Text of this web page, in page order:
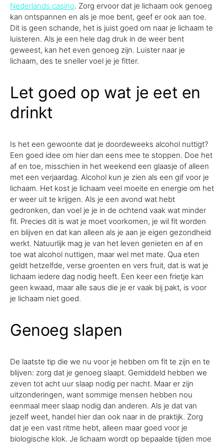
Nederlands casino. Zorg ervoor dat je lichaam ook genoeg
kan ontspannen en als je moe bent, geef er ook aan toe.
Dit is geen schande, het is juist goed om naar je lichaam te
luisteren. Als je een hele dag druk in de weer bent
geweest, kan het even genoeg zijn. Luister naar je
lichaam, des te sneller voel je je fitter.
Let goed op wat je eet en
drinkt
Is het een gewoonte dat je doordeweeks alcohol nuttigt?
Een goed idee om hier dan eens mee te stoppen. Doe het
af en toe, misschien in het weekend een glaasje of alleen
met een verjaardag. Alcohol kun je zien als een gif voor je
lichaam. Het kost je lichaam veel moeite en energie om het
er weer uit te krijgen. Als je een avond wat hebt
gedronken, dan voel je je in de ochtend vaak wat minder
fit. Precies dit is wat je moet voorkomen, je wil fit worden
en blijven en dat kan alleen als je aan je eigen gezondheid
werkt. Natuurlijk mag je van het leven genieten en af en
toe wat alcohol nuttigen, maar wel met mate. Qua eten
geldt hetzelfde, verse groenten en vers fruit, dat is wat je
lichaam iedere dag nodig heeft. Een keer een frietje kan
geen kwaad, maar alle saus die je er vaak bij pakt, is voor
je lichaam niet goed.
Genoeg slapen
De laatste tip die we nu voor je hebben om fit te zijn en te
blijven: zorg dat je genoeg slaapt. Gemiddeld hebben we
zeven tot acht uur slaap nodig per nacht. Maar er zijn
uitzonderingen, want sommige mensen hebben nou
eenmaal meer slaap nodig dan anderen. Als je dat van
jezelf weet, handel hier dan ook naar in de praktijk. Zorg
dat je een vast ritme hebt, alleen maar goed voor je
biologische klok. Je lichaam wordt op bepaalde tijden moe